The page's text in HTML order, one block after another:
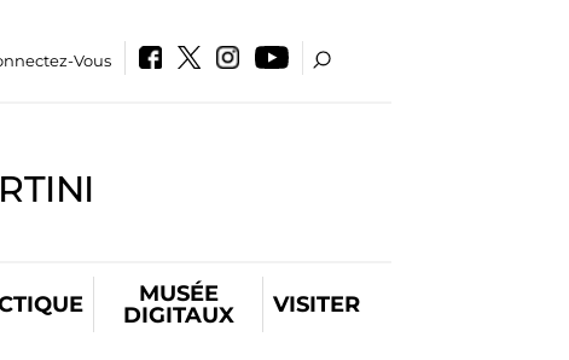
Vous
MUSÉE
DIGITAUX
VISITER